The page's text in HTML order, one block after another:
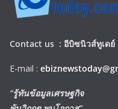
Contact us : อีบิซนิวส์ทูเดย์
E-mail :
“รู้ทันข้อมูลเศรษฐกิจ